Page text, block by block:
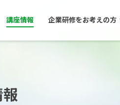
講座情報 企業研修をお考えの方